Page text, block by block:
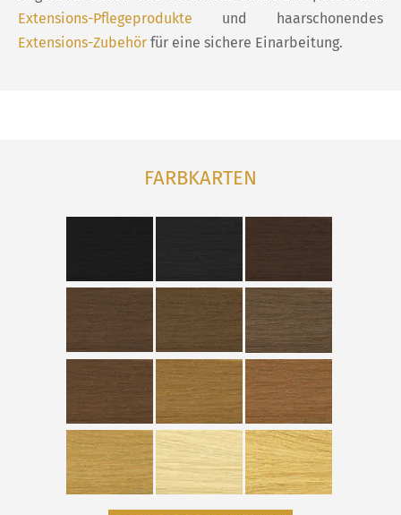
Extensions-Pflegeprodukte und haarschonendes
Extensions-Zubehör für eine sichere Einarbeitung.
FARBKARTEN